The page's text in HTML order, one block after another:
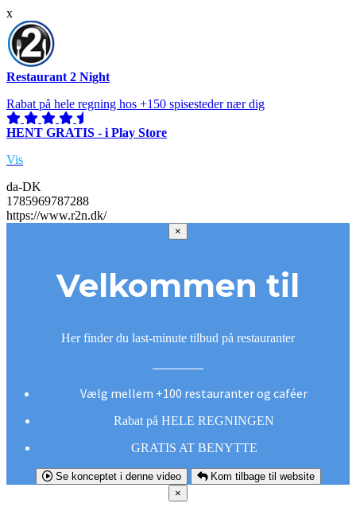
x
Restaurant 2 Night
Rabat på hele regning hos +150 spisesteder nær dig
HENT GRATIS - i Play Store
Vis
da-DK
1785969787288
https://www.r2n.dk/
×
Velkommen til
Her finder du last-minute tilbud på restauranter
Vælg mellem +100 restauranter og caféer
Rabat på HELE REGNINGEN
GRATIS AT BENYTTE
Se konceptet i denne video
Kom tilbage til website
×